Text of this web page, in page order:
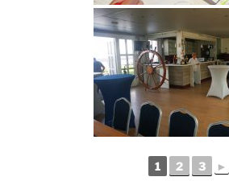
1 2 3 ►